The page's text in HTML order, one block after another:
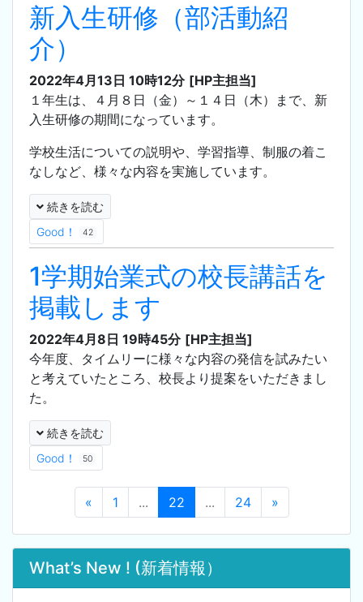
新入生研修（部活動紹
介）
2022年4月13日 10時12分 [HP主担当]
１年生は、４月８日（金）～１４日（木）まで、新
入生研修の期間になっています。
学校生活についての説明や、学習指導、制服の着こ
なしなど、様々な内容を実施しています。
続きを読む
Good！
42
1学期始業式の校長講話を
掲載します
2022年4月8日 19時45分 [HP主担当]
今年度、タイムリーに様々な内容の発信を試みたい
と考えていたところ、校長より提案をいただきまし
た。
続きを読む
Good！
50
« 1 ... 22 ... 24 »
What’s New ! (新着情報）